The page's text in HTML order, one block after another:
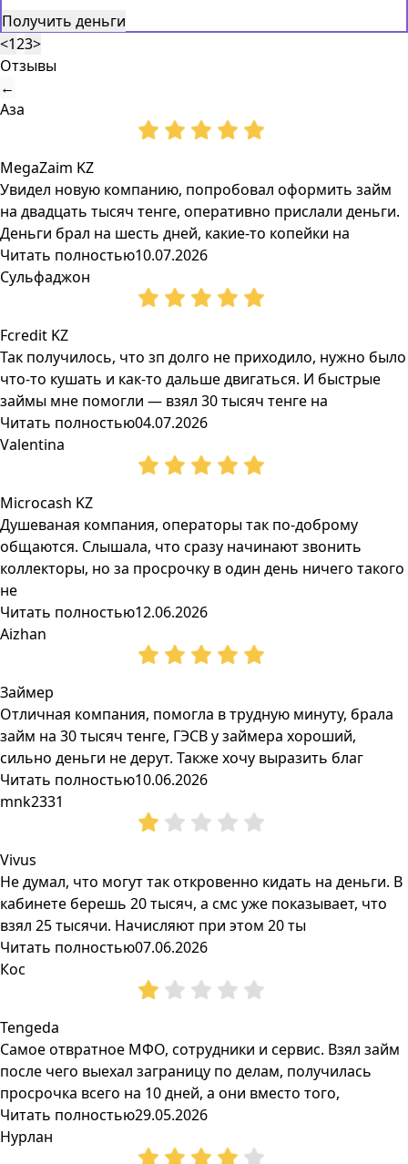
Получить деньги
<123>
Отзывы
←
Аза
MegaZaim KZ
Увидел новую компанию, попробовал оформить займ
на двадцать тысяч тенге, оперативно прислали деньги.
Деньги брал на шесть дней, какие-то копейки на
Читать полностью10.07.2026
Сульфаджон
Fcredit KZ
Так получилось, что зп долго не приходило, нужно было
что-то кушать и как-то дальше двигаться. И быстрые
займы мне помогли — взял 30 тысяч тенге на
Читать полностью04.07.2026
Valentina
Microcash KZ
Душеваная компания, операторы так по-доброму
общаются. Слышала, что сразу начинают звонить
коллекторы, но за просрочку в один день ничего такого
не
Читать полностью12.06.2026
Aizhan
Займер
Отличная компания, помогла в трудную минуту, брала
займ на 30 тысяч тенге, ГЭСВ у займера хороший,
сильно деньги не дерут. Также хочу выразить благ
Читать полностью10.06.2026
mnk2331
Vivus
Не думал, что могут так откровенно кидать на деньги. В
кабинете берешь 20 тысяч, а смс уже показывает, что
взял 25 тысячи. Начисляют при этом 20 ты
Читать полностью07.06.2026
Кос
Tengeda
Самое отвратное МФО, сотрудники и сервис. Взял займ
после чего выехал заграницу по делам, получилась
просрочка всего на 10 дней, а они вместо того,
Читать полностью29.05.2026
Нурлан